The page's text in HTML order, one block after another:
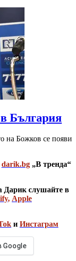
България
на Божков се появи
darik.bg „В тренда“
Дарик слушайте в
, Apple
и Инстаграм
Google